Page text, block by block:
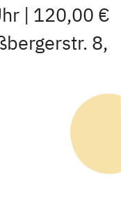
| 120,00 €
8,